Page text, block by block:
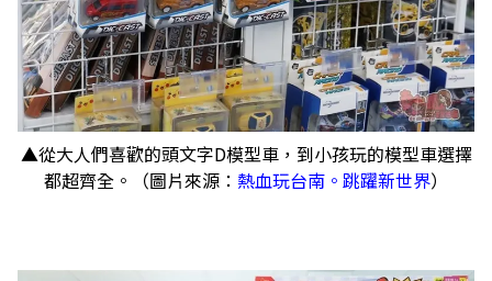
▲從大人們喜歡的頭文字D模型車，到小孩玩的模型車選擇
都超齊全。（圖片來源： 熱血玩台南。跳躍新世界）